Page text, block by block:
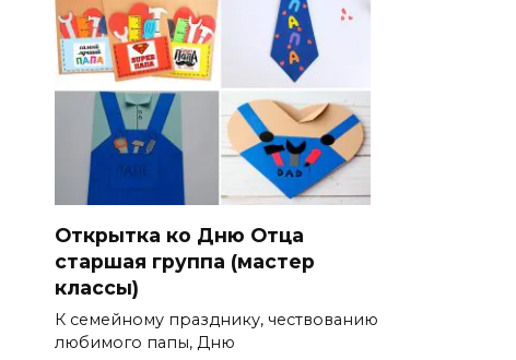
Открытка ко Дню Отца
старшая группа (мастер
классы)
К семейному празднику, чествованию
любимого папы, Дню